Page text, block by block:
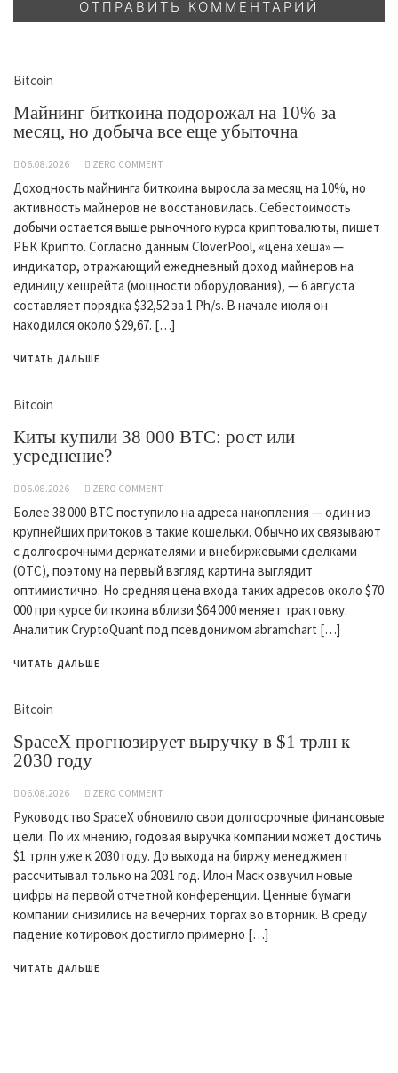
Bitcoin
Майнинг биткоина подорожал на 10% за
месяц, но добыча все еще убыточна
06.08.2026 ZERO COMMENT
Доходность майнинга биткоина выросла за месяц на 10%, но
активность майнеров не восстановилась. Себестоимость
добычи остается выше рыночного курса криптовалюты, пишет
РБК Крипто. Согласно данным CloverPool, «цена хеша» —
индикатор, отражающий ежедневный доход майнеров на
единицу хешрейта (мощности оборудования), — 6 августа
составляет порядка $32,52 за 1 Ph/s. В начале июля он
находился около $29,67. […]
ЧИТАТЬ ДАЛЬШЕ
Bitcoin
Киты купили 38 000 BTC: рост или
усреднение?
06.08.2026 ZERO COMMENT
Более 38 000 BTC поступило на адреса накопления — один из
крупнейших притоков в такие кошельки. Обычно их связывают
с долгосрочными держателями и внебиржевыми сделками
(OTC), поэтому на первый взгляд картина выглядит
оптимистично. Но средняя цена входа таких адресов около $70
000 при курсе биткоина вблизи $64 000 меняет трактовку.
Аналитик CryptoQuant под псевдонимом abramchart […]
ЧИТАТЬ ДАЛЬШЕ
Bitcoin
SpaceX прогнозирует выручку в $1 трлн к
2030 году
06.08.2026 ZERO COMMENT
Руководство SpaceX обновило свои долгосрочные финансовые
цели. По их мнению, годовая выручка компании может достичь
$1 трлн уже к 2030 году. До выхода на биржу менеджмент
рассчитывал только на 2031 год. Илон Маск озвучил новые
цифры на первой отчетной конференции. Ценные бумаги
компании снизились на вечерних торгах во вторник. В среду
падение котировок достигло примерно […]
ЧИТАТЬ ДАЛЬШЕ